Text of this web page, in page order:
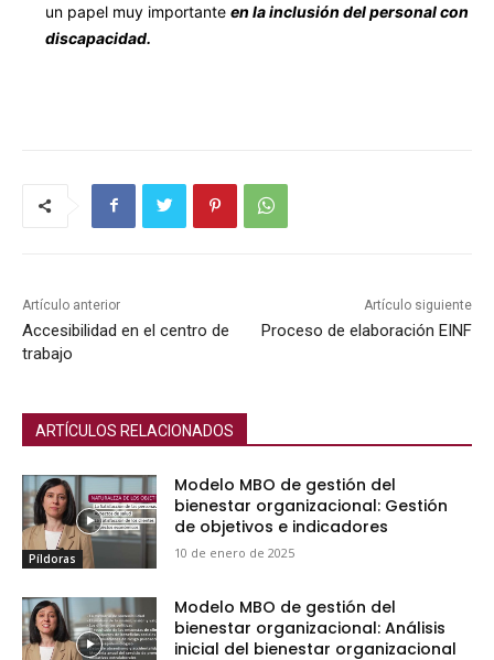
un papel muy importante en la inclusión del personal con
discapacidad.
Artículo anterior
Accesibilidad en el centro de
trabajo
Artículo siguiente
Proceso de elaboración EINF
ARTÍCULOS RELACIONADOS
Píldoras
Modelo MBO de gestión del
bienestar organizacional: Gestión
de objetivos e indicadores
10 de enero de 2025
Modelo MBO de gestión del
bienestar organizacional: Análisis
inicial del bienestar organizacional